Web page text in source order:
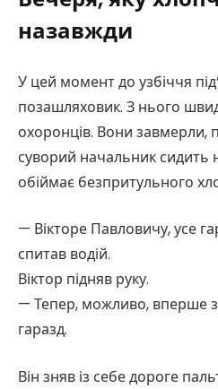
назавжди
У цей момент до узбіччя
позашляховик. З нього
охоронців. Вони завмерли,
суворий начальник сидить
обіймає безпритульного
— Вікторе Павловичу, усе
спитав водій.
Віктор підняв руку.
— Тепер, можливо, вперше
гаразд.
Він зняв із себе дороге